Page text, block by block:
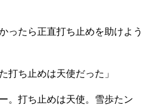
ったら正直打ち止めを助けよう
打ち止めは天使だった」
。打ち止めは天使。雪歩たン